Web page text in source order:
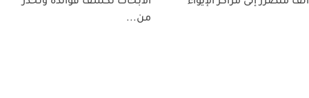
ألف متضرر إلى مراكز الإيواء
الأبحاث تكشف فوائده وتحذر
من...